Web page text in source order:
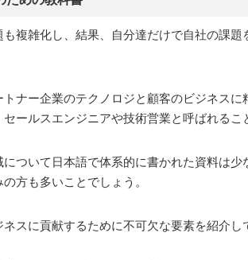
複雑化し、結果、自分達だけで自社の課
ナー企業のテクノロジと顧客のビジネス
ールスエンジニアや技術営業と呼ばれるこ
ついて日本語で体系的に書かれた資料は
方も多いことでしょう。
スに貢献するために不可欠な要素を紹介し